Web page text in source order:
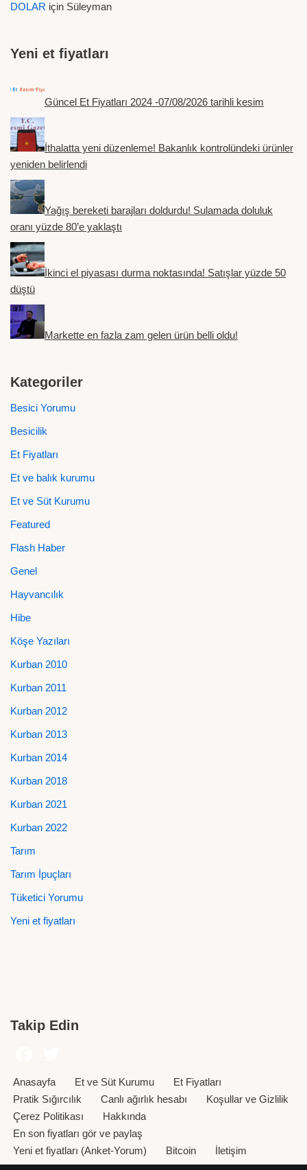
DOLAR için Süleyman
Yeni et fiyatları
Güncel Et Fiyatları 2024 -07/08/2026 tarihli kesim
İthalatta yeni düzenleme! Bakanlık kontrolündeki ürünler
yeniden belirlendi
Yağış bereketi barajları doldurdu! Sulamada doluluk
oranı yüzde 80’e yaklaştı
İkinci el piyasası durma noktasında! Satışlar yüzde 50
düştü
Markette en fazla zam gelen ürün belli oldu!
Kategoriler
Besici Yorumu
Besicilik
Et Fiyatları
Et ve balık kurumu
Et ve Süt Kurumu
Featured
Flash Haber
Genel
Hayvancılık
Hibe
Köşe Yazıları
Kurban 2010
Kurban 2011
Kurban 2012
Kurban 2013
Kurban 2014
Kurban 2018
Kurban 2021
Kurban 2022
Tarım
Tarım İpuçları
Tüketici Yorumu
Yeni et fiyatları
Takip Edin
Anasayfa Et ve Süt Kurumu
Et Fiyatları
Pratik Sığırcılık
Canlı ağırlık hesabı
Koşullar ve Gizlilik
Çerez Politikası
Hakkında
En son fiyatları gör ve paylaş
Yeni et fiyatları (Anket-Yorum)
Bitcoin İletişim